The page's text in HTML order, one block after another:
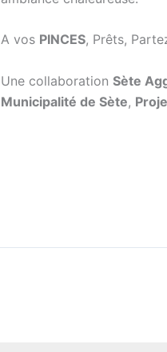
A vos PINCES, Prêts,
Une collaboration Sète
Municipalité de Sète,